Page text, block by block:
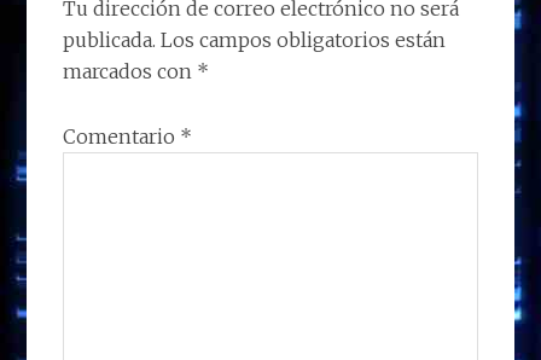
k
p
r
LOS
LECTORES
Tu dirección de correo electrónico no será
publicada. Los campos obligatorios están
marcados con *
Comentario *